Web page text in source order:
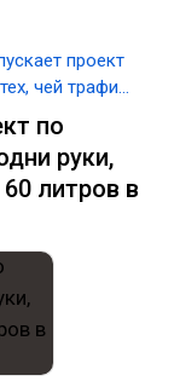
проект
чей трафик
по
руки,
литров в